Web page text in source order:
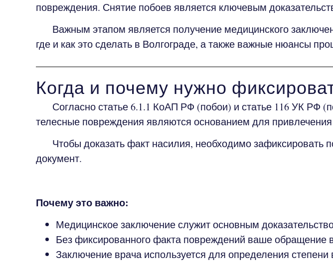
повреждения. Снятие побоев является ключевым
Важным этапом является получение медицинского
где и как это сделать в Волгограде, а также важные нюансы
Когда и почему нужно
Согласно статье 6.1.1 КоАП РФ (побои) и статье 116 УК РФ
телесные повреждения являются основанием для привлечения
Чтобы доказать факт насилия, необходимо зафиксировать
документ.
Почему это важно:
Медицинское заключение служит основным
Без фиксированного факта повреждений ваше обращение
Заключение врача используется для определения